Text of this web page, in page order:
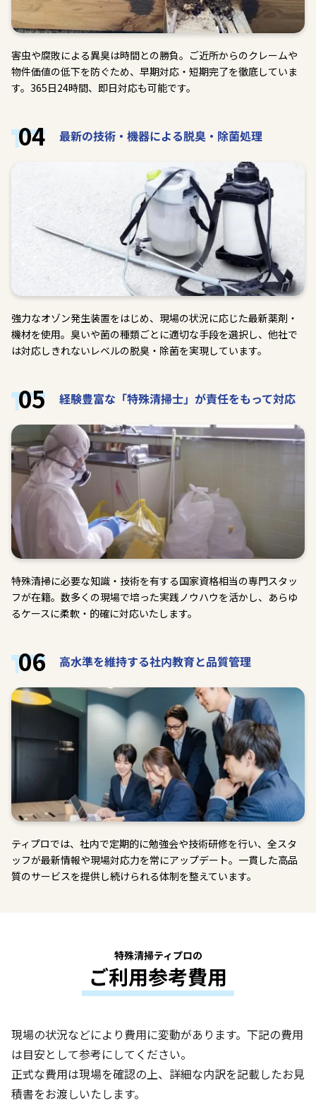
害虫や腐敗による異臭は時間との勝負。ご近所からのクレームや
物件価値の低下を防ぐため、早期対応・短期完了を徹底していま
す。365日24時間、即日対応も可能です。
04 最新の技術・機器による脱臭・除菌処理
強力なオゾン発生装置をはじめ、現場の状況に応じた最新薬剤・
機材を使用。臭いや菌の種類ごとに適切な手段を選択し、他社で
は対応しきれないレベルの脱臭・除菌を実現しています。
05 経験豊富な「特殊清掃士」が責任をもって対応
特殊清掃に必要な知識・技術を有する国家資格相当の専門スタッ
フが在籍。数多くの現場で培った実践ノウハウを活かし、あらゆ
るケースに柔軟・的確に対応いたします。
06 高水準を維持する社内教育と品質管理
ティプロでは、社内で定期的に勉強会や技術研修を行い、全スタ
ッフが最新情報や現場対応力を常にアップデート。一貫した高品
質のサービスを提供し続けられる体制を整えています。
特殊清掃ティプロの
ご利用参考費用
現場の状況などにより費用に変動があります。下記の費用
は目安として参考にしてください。
正式な費用は現場を確認の上、詳細な内訳を記載したお見
積書をお渡しいたします。